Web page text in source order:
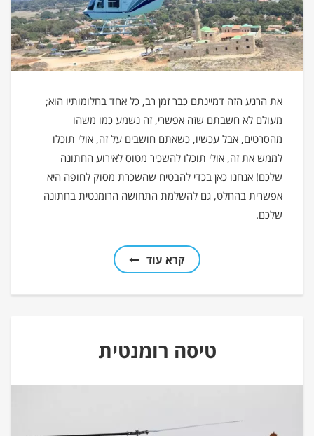
את הרגע הזה דמיינתם כבר זמן רב, כל אחד בחלומותיו הוא;
מעולם לא חשבתם שזה אפשרי, זה נשמע כמו משהו
מהסרטים, אבל עכשיו, כשאתם חושבים על זה, אולי תוכלו
לממש את זה, אולי תוכלו להשכיר מטוס לאירוע החתונה
שלכם! אנחנו כאן בכדי להבטיח שהשכרת מסוק לחופה היא
אפשרית בהחלט, גם להשלמת התחושה הרומנטית בחתונה
שלכם.
קרא עוד
טיסה רומנטית